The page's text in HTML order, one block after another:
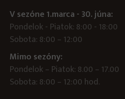
V sezóne 1.marca - 30. júna:
Pondelok - Piatok: 8:00 - 18:00
Sobota: 8:00 – 12:00
Mimo sezóny:
Pondelok – Piatok: 8.00 – 17.00
Sobota: 8:00 – 12:00 hod.